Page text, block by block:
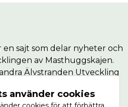
använder cookies
av Masthuggskajen.